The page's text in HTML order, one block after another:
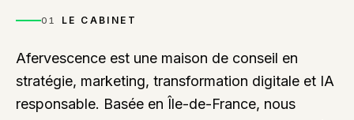
01 LE CABINET
Afervescence est une maison de conseil en
stratégie, marketing, transformation digitale et IA
responsable. Basée en Île-de-France, nous